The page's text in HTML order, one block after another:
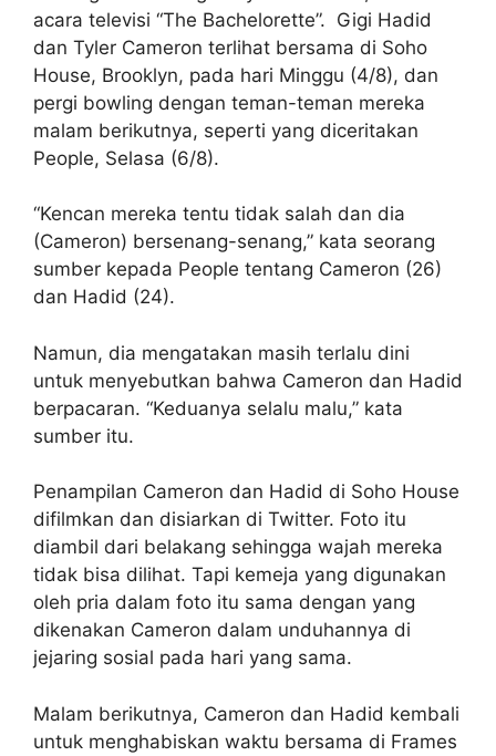
acara televisi “The Bachelorette”. Gigi Hadid
dan Tyler Cameron terlihat bersama di Soho
House, Brooklyn, pada hari Minggu (4/8), dan
pergi bowling dengan teman-teman mereka
malam berikutnya, seperti yang diceritakan
People, Selasa (6/8).
“Kencan mereka tentu tidak salah dan dia
(Cameron) bersenang-senang,” kata seorang
sumber kepada People tentang Cameron (26)
dan Hadid (24).
Namun, dia mengatakan masih terlalu dini
untuk menyebutkan bahwa Cameron dan Hadid
berpacaran. “Keduanya selalu malu,” kata
sumber itu.
Penampilan Cameron dan Hadid di Soho House
difilmkan dan disiarkan di Twitter. Foto itu
diambil dari belakang sehingga wajah mereka
tidak bisa dilihat. Tapi kemeja yang digunakan
oleh pria dalam foto itu sama dengan yang
dikenakan Cameron dalam unduhannya di
jejaring sosial pada hari yang sama.
Malam berikutnya, Cameron dan Hadid kembali
untuk menghabiskan waktu bersama di Frames